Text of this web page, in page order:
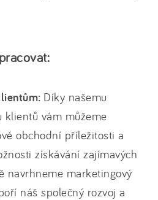
Díky našemu
vám můžeme
obchodní příležitosti a
získávání zajímavých
navrhneme marketingový
náš společný rozvoj a